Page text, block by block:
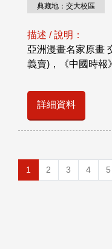
典藏地：交大校區
描述 / 說明：
亞洲漫畫名家原畫
義賣)，《中國時報
詳細資料
1 2 3 4 5